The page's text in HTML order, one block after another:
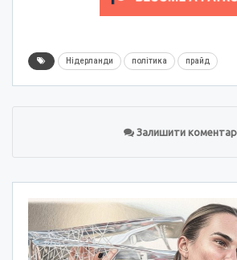
Нідерланди політика прайд
Залишити коментар